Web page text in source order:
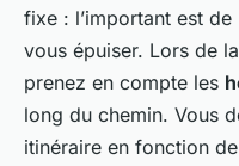
fixe : l’important est
vous épuiser. Lors de
prenez en compte les
long du chemin. Vous
itinéraire en fonction